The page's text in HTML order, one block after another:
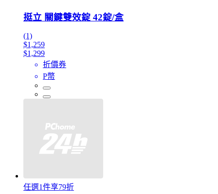
挺立 關鍵雙效錠 42錠/盒
(1)
$1,259
$1,299
折價券
P幣
任選1件享79折